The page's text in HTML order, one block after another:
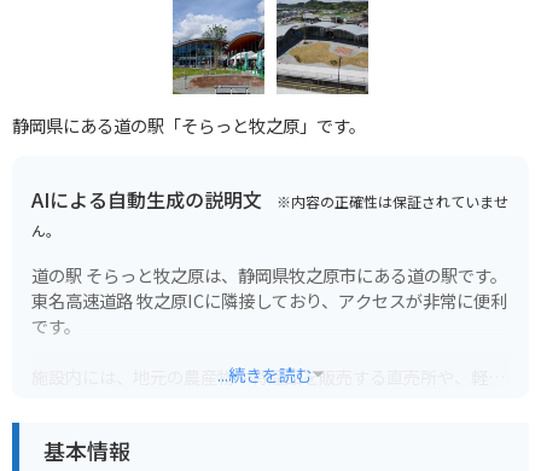
静岡県にある道の駅「そらっと牧之原」です。
AIによる自動生成の説明文 ※内容の正確性は保証されていませ
ん。
道の駅 そらっと牧之原は、静岡県牧之原市にある道の駅です。
東名高速道路 牧之原ICに隣接しており、アクセスが非常に便利
です。
施設内には、地元の農産物や特産品を販売する直売所や、軽食
は、地元の食材を使った料理を味わうことができます。
...続きを読む
基本情報